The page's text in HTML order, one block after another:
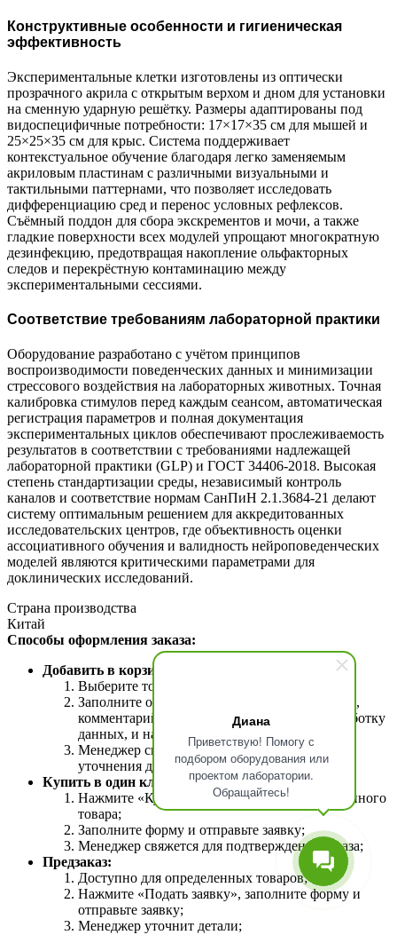
Диана
Приветствую! Помогу с
подбором оборудования или
проектом лаборатории.
Обращайтесь!
Конструктивные особенности и гигиеническая
эффективность
Экспериментальные клетки изготовлены из оптически
прозрачного акрила с открытым верхом и дном для установки
на сменную ударную решётку. Размеры адаптированы под
видоспецифичные потребности: 17×17×35 см для мышей и
25×25×35 см для крыс. Система поддерживает
контекстуальное обучение благодаря легко заменяемым
акриловым пластинам с различными визуальными и
тактильными паттернами, что позволяет исследовать
дифференциацию сред и перенос условных рефлексов.
Съёмный поддон для сбора экскрементов и мочи, а также
гладкие поверхности всех модулей упрощают многократную
дезинфекцию, предотвращая накопление ольфакторных
следов и перекрёстную контаминацию между
экспериментальными сессиями.
Соответствие требованиям лабораторной практики
Оборудование разработано с учётом принципов
воспроизводимости поведенческих данных и минимизации
стрессового воздействия на лабораторных животных. Точная
калибровка стимулов перед каждым сеансом, автоматическая
регистрация параметров и полная документация
экспериментальных циклов обеспечивают прослеживаемость
результатов в соответствии с требованиями надлежащей
лабораторной практики (GLP) и ГОСТ 34406-2018. Высокая
степень стандартизации среды, независимый контроль
каналов и соответствие нормам СанПиН 2.1.3684-21 делают
систему оптимальным решением для аккредитованных
исследовательских центров, где объективность оценки
ассоциативного обучения и валидность нейроповеденческих
моделей являются критическими параметрами для
доклинических исследований.
Страна производства
Китай
Способы оформления заказа:
Добавить в корзину:
Выберите товары и добавьте их в корзину;
Заполните обязательные поля (ФИО, телефон,
комментарий), подтвердите согласие на обработку
данных, и нажмите «Отправить»;
Менеджер свяжется для подтверждения и
уточнения деталей;
Купить в один клик:
Нажмите «Купить в один клик» возле выбранного
товара;
Заполните форму и отправьте заявку;
Менеджер свяжется для подтверждения заказа;
Предзаказ:
Доступно для определенных товаров;
Нажмите «Подать заявку», заполните форму и
отправьте заявку;
Менеджер уточнит детали;